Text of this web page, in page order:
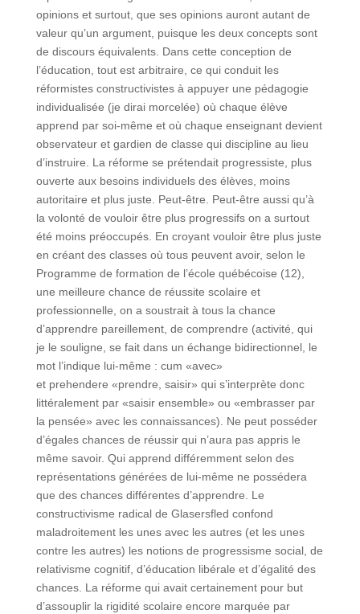
opinions et surtout, que ses opinions auront autant de
valeur qu’un argument, puisque les deux concepts sont
de discours équivalents. Dans cette conception de
l’éducation, tout est arbitraire, ce qui conduit les
réformistes constructivistes à appuyer une pédagogie
individualisée (je dirai morcelée) où chaque élève
apprend par soi-même et où chaque enseignant devient
observateur et gardien de classe qui discipline au lieu
d’instruire. La réforme se prétendait progressiste, plus
ouverte aux besoins individuels des élèves, moins
autoritaire et plus juste. Peut-être. Peut-être aussi qu’à
la volonté de vouloir être plus progressifs on a surtout
été moins préoccupés. En croyant vouloir être plus juste
en créant des classes où tous peuvent avoir, selon le
Programme de formation de l’école québécoise (12),
une meilleure chance de réussite scolaire et
professionnelle, on a soustrait à tous la chance
d’apprendre pareillement, de comprendre (activité, qui
je le souligne, se fait dans un échange bidirectionnel, le
mot l’indique lui-même : cum «avec»
et prehendere «prendre, saisir» qui s’interprète donc
littéralement par «saisir ensemble» ou «embrasser par
la pensée» avec les connaissances). Ne peut posséder
d’égales chances de réussir qui n’aura pas appris le
même savoir. Qui apprend différemment selon des
représentations générées de lui-même ne possédera
que des chances différentes d’apprendre. Le
constructivisme radical de Glasersfled confond
maladroitement les unes avec les autres (et les unes
contre les autres) les notions de progressisme social, de
relativisme cognitif, d’éducation libérale et d’égalité des
chances. La réforme qui avait certainement pour but
d’assouplir la rigidité scolaire encore marquée par